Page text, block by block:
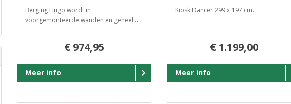
Berging Hugo wordt in
voorgemonteerde wanden en geheel ..
€ 974,95
Meer info
Kiosk Dancer 299 x 197 cm..
€ 1.199,00
Meer info